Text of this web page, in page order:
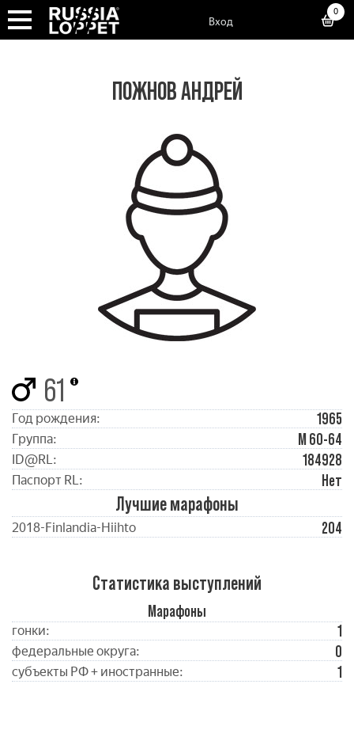
Вход
0
ПОЖНОВ АНДРЕЙ
61
Год рождения: 1965
Группа: М 60-64
ID@RL: 184928
Паспорт RL: Нет
Лучшие марафоны
2018-Finlandia-Hiihto 204
Статистика выступлений
Марафоны
гонки: 1
федеральные округа: 0
субъекты РФ + иностранные: 1